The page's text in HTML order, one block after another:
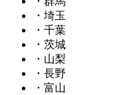
・埼玉
・千葉
・茨城
・山梨
・長野
・富山